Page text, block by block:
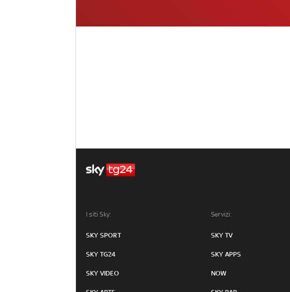
I siti Sky:
SKY SPORT
SKY TG24
SKY VIDEO
Servizi:
SKY TV
SKY APPS
NOW